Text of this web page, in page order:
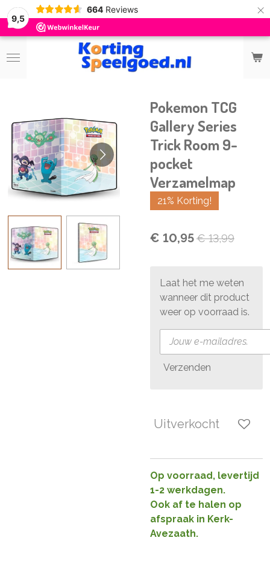
9,5
664 Reviews ×
Pokemon TCG
Gallery Series
Trick Room 9-
pocket
Verzamelmap
21% Korting!
€ 10,95€ 13,99
Laat het me weten
wanneer dit product
weer op voorraad is.
Verzenden
Uitverkocht
Op voorraad, levertijd
1-2 werkdagen.
Ook af te halen op
afspraak in Kerk-
Avezaath.